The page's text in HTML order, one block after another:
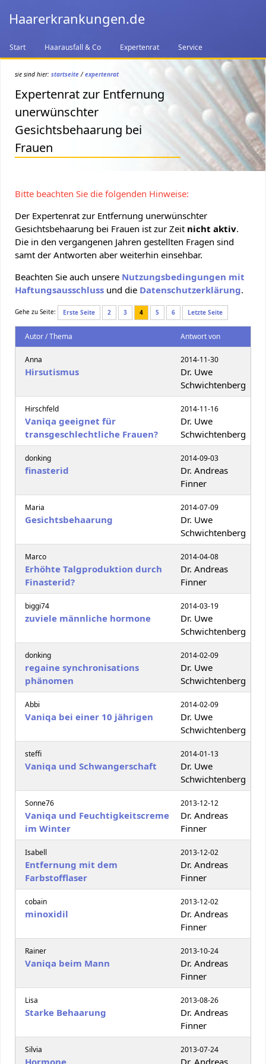
Haarerkrankungen.de
Start Haarausfall & Co Expertenrat Service
sie sind hier: startseite/expertenrat
Expertenrat zur Entfernung
unerwünschter
Gesichtsbehaarung bei
Frauen
Bitte beachten Sie die folgenden Hinweise:
Der Expertenrat zur Entfernung unerwünschter
Gesichtsbehaarung bei Frauen ist zur Zeit nicht aktiv.
Die in den vergangenen Jahren gestellten Fragen sind
samt der Antworten aber weiterhin einsehbar.
Beachten Sie auch unsere Nutzungsbedingungen mit
Haftungsausschluss und die Datenschutzerklärung.
Gehe zu Seite: Erste Seite 2 3 4 5 6 Letzte Seite
Autor / Thema Antwort von
Anna
Hirsutismus
2014-11-30
Dr. Uwe
Schwichtenberg
Hirschfeld
Vaniqa geeignet für
transgeschlechtliche Frauen?
2014-11-16
Dr. Uwe
Schwichtenberg
donking
finasterid
2014-09-03
Dr. Andreas
Finner
Maria
Gesichtsbehaarung
2014-07-09
Dr. Uwe
Schwichtenberg
Marco
Erhöhte Talgproduktion durch
Finasterid?
2014-04-08
Dr. Andreas
Finner
biggi74
zuviele männliche hormone
2014-03-19
Dr. Uwe
Schwichtenberg
donking
regaine synchronisations
phänomen
2014-02-09
Dr. Uwe
Schwichtenberg
Abbi
Vaniqa bei einer 10 jährigen
2014-02-09
Dr. Uwe
Schwichtenberg
steffi
Vaniqa und Schwangerschaft
2014-01-13
Dr. Uwe
Schwichtenberg
Sonne76
Vaniqa und Feuchtigkeitscreme
im Winter
2013-12-12
Dr. Andreas
Finner
Isabell
Entfernung mit dem
Farbstofflaser
2013-12-02
Dr. Andreas
Finner
cobain
minoxidil
2013-12-02
Dr. Andreas
Finner
Rainer
Vaniqa beim Mann
2013-10-24
Dr. Andreas
Finner
Lisa
Starke Behaarung
2013-08-26
Dr. Andreas
Finner
Silvia
Hormone
2013-07-24
Dr. Andreas